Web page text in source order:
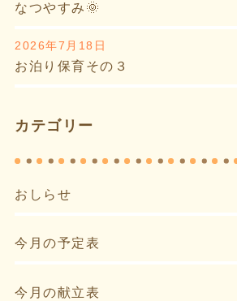
なつやすみ🌞
2026年7月18日
お泊り保育その３
カテゴリー
おしらせ
今月の予定表
今月の献立表